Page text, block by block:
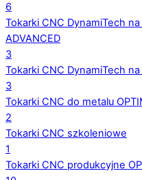
6
Tokarki CNC DynamiTech
ADVANCED
3
Tokarki CNC DynamiTech
3
Tokarki CNC do metalu
2
Tokarki CNC szkoleniowe
1
Tokarki CNC produkcyjne